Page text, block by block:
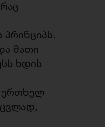
პრინციპს.
მათი
ხდის
ერთხელ